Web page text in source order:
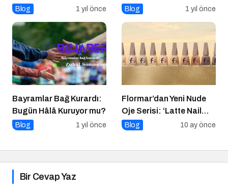
Blog 1 yıl önce
Hazırlanır?
Blog 1 yıl önce
Bayramlar Bağ Kurardı:
Bugün Hâlâ Kuruyor mu?
Blog 1 yıl önce
Flormar’dan Yeni Nude
Oje Serisi: ‘Latte Nail
Enamel’ ile Zamansız
Blog 10 ay önce
Bir Cevap Yaz